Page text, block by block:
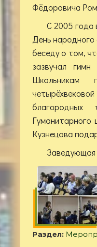
Фёдоровича
С 2005 года
День
беседу о том,
зазвучал
Школьникам
благородных
Кузнецова
Заведующая
Раздел: